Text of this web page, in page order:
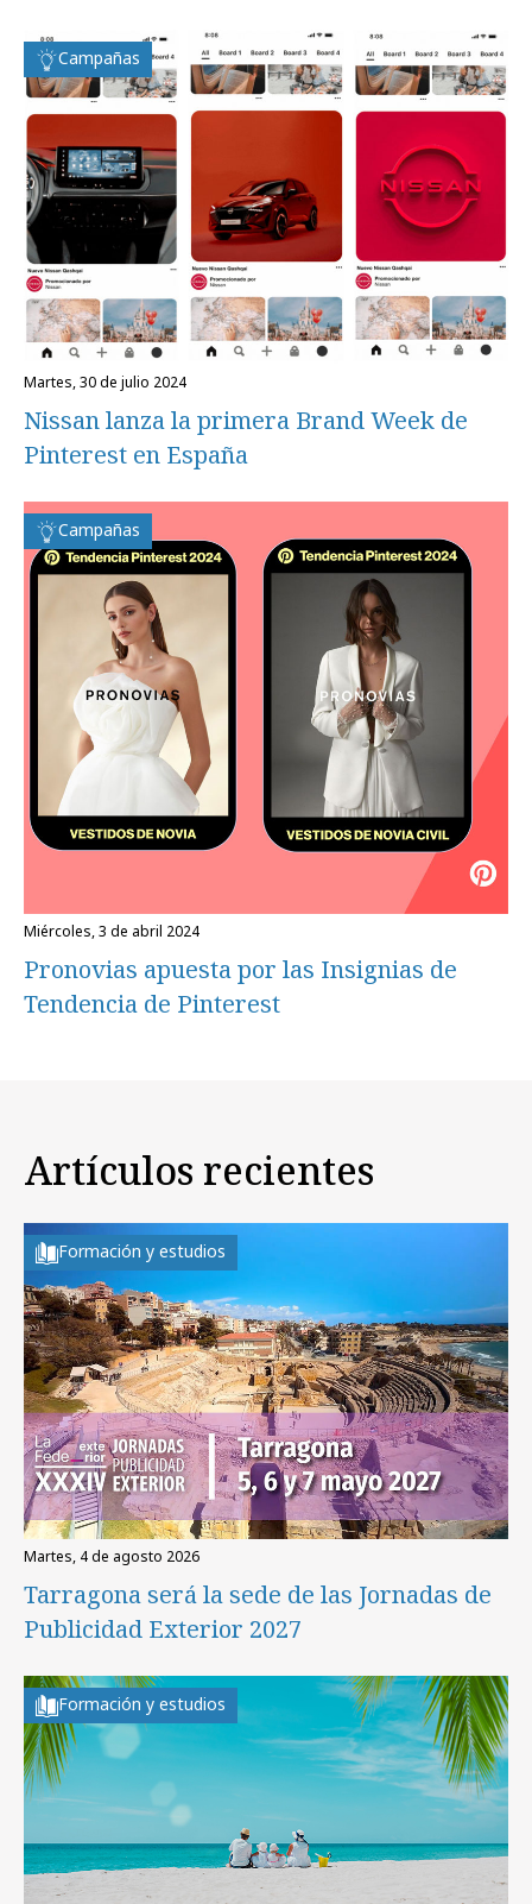
Campañas
martes, 30 de julio 2024
Nissan lanza la primera Brand Week de
Pinterest en España
Campañas
miércoles, 3 de abril 2024
Pronovias apuesta por las Insignias de
Tendencia de Pinterest
Artículos recientes
Formación y estudios
martes, 4 de agosto 2026
Tarragona será la sede de las Jornadas de
Publicidad Exterior 2027
Formación y estudios